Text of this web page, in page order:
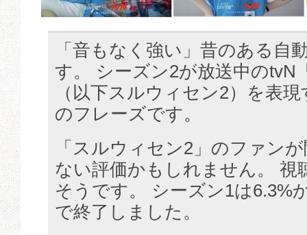
「音もなく強い」昔のある自
す。 シーズン2が放送中のtvN
（以下スルウィセン2）を表
のフレーズです。
「スルウィセン2」のファン
ない評価かもしれません。 視
そうです。 シーズン1は6.3%
で終了しました。